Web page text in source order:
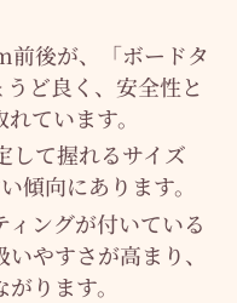
前後が、「ボードタ
ど良く、安全性と
ています。
て握れるサイズ
傾向にあります。
ングが付いている
やすさが高まり、
ります。